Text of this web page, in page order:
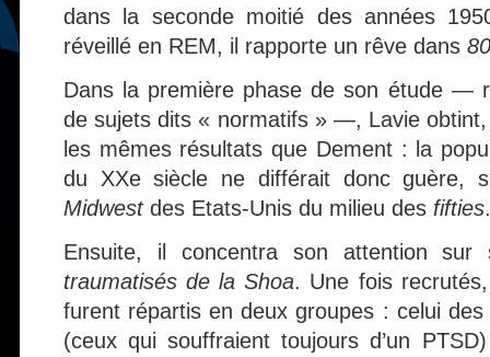
dans la seconde moitié des années
réveillé en REM, il rapporte un rêve dans
Dans la première phase de son étude —
de sujets dits « normatifs » —, Lavie
les mêmes résultats que Dement : la
du XXe siècle ne différait donc guère,
Midwestdes Etats-Unis du milieu des fifties.
Ensuite, il concentra son attention sur
traumatisés de la Shoa. Une fois
furent répartis en deux groupes : celui
(ceux qui souffraient toujours d’un